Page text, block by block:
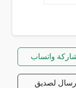
واتساب
لصديق